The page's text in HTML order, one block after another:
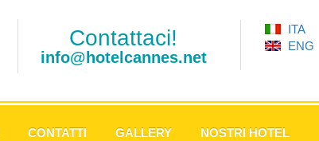
Contattaci!
info@hotelcannes.net
ITA
ENG
CONTATTI GALLERY NOSTRI HOTEL